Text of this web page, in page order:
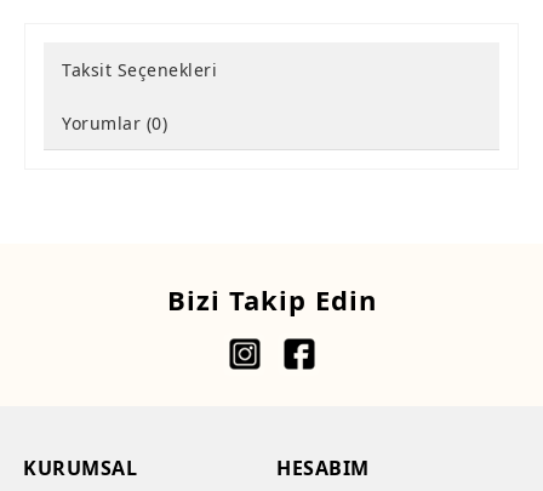
Taksit Seçenekleri
Yorumlar (0)
Bizi Takip Edin
KURUMSAL HESABIM